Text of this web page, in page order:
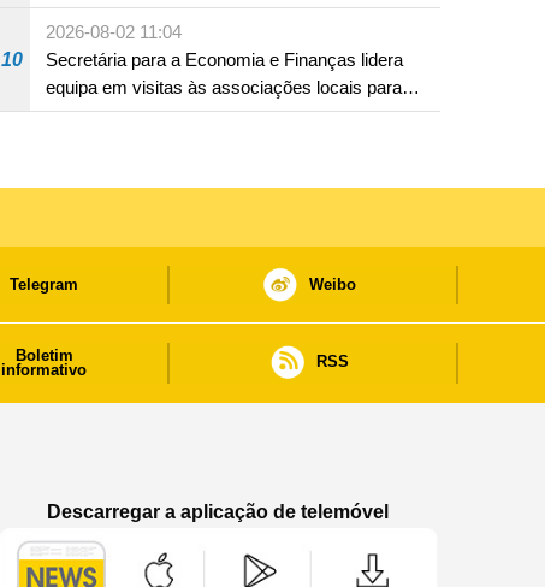
pecuniário para combater a epidemia de 2022,
por não ter sido provado que reunia os
requisitos para a sua atribuição
10
2026-08-02 11:04
Secretária para a Economia e Finanças lidera
equipa em visitas às associações locais para
consolidar consensos e promover os trabalhos
Telegram Weibo
Boletim
informativo
RSS
Descarregar a aplicação de telemóvel